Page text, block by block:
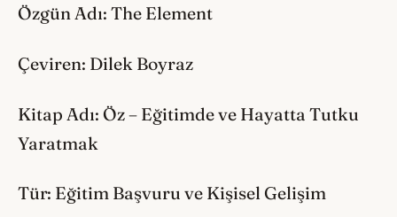
Özgün Adı: The Element
Çeviren: Dilek Boyraz
Kitap Adı: Öz – Eğitimde ve Hayatta Tutku
Yaratmak
Tür: Eğitim Başvuru ve Kişisel Gelişim